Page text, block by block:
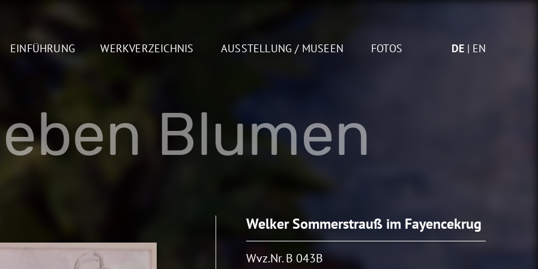
EINFÜHRUNG WERKVERZEICHNIS AUSSTELLUNG / MUSEEN FOTOS DE EN
Blumen
Welker Sommerstrauß im Fayencekrug
Wvz.Nr. B 043B